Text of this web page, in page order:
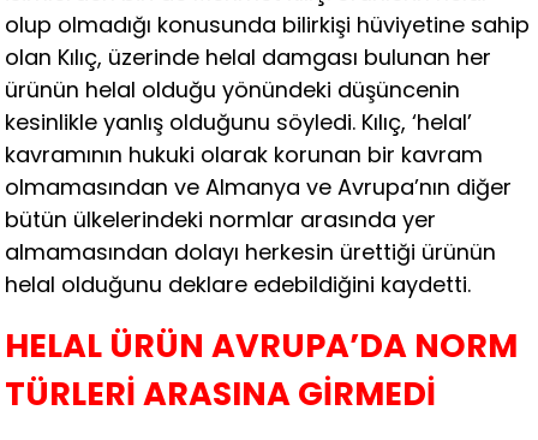
olup olmadığı konusunda bilirkişi hüviyetine sahip
olan Kılıç, üzerinde helal damgası bulunan her
ürünün helal olduğu yönündeki düşüncenin
kesinlikle yanlış olduğunu söyledi. Kılıç, ‘helal’
kavramının hukuki olarak korunan bir kavram
olmamasından ve Almanya ve Avrupa’nın diğer
bütün ülkelerindeki normlar arasında yer
almamasından dolayı herkesin ürettiği ürünün
helal olduğunu deklare edebildiğini kaydetti.
HELAL ÜRÜN AVRUPA’DA NORM
TÜRLERİ ARASINA GİRMEDİ